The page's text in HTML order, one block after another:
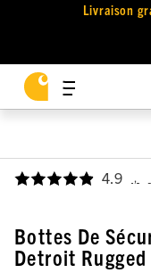
Livraison
4.9 ,
Bottes De
Detroit